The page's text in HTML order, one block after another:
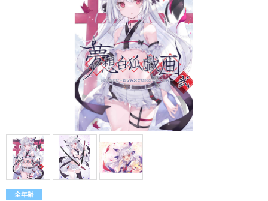
全年齢